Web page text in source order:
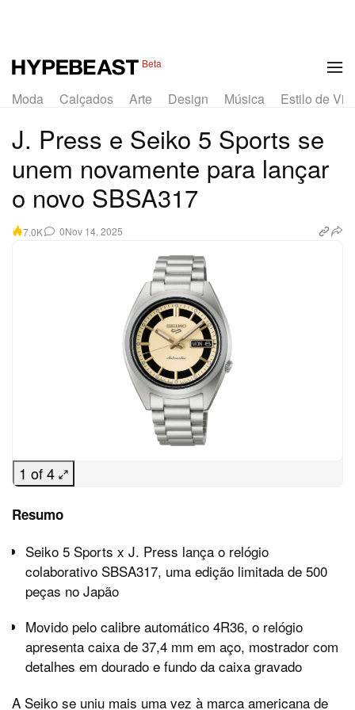
Beta
Moda Calçados Arte Design Música Estilo de
J. Press e Seiko 5 Sports se
unem novamente para lançar
o novo SBSA317
7.0K 0Nov 14, 2025
1 of 4
Resumo
Seiko 5 Sports x J. Press lança o relógio
colaborativo SBSA317, uma edição limitada de 500
peças no Japão
Movido pelo calibre automático 4R36, o relógio
apresenta caixa de 37,4 mm em aço, mostrador com
detalhes em dourado e fundo da caixa gravado
A Seiko se uniu mais uma vez à marca americana de